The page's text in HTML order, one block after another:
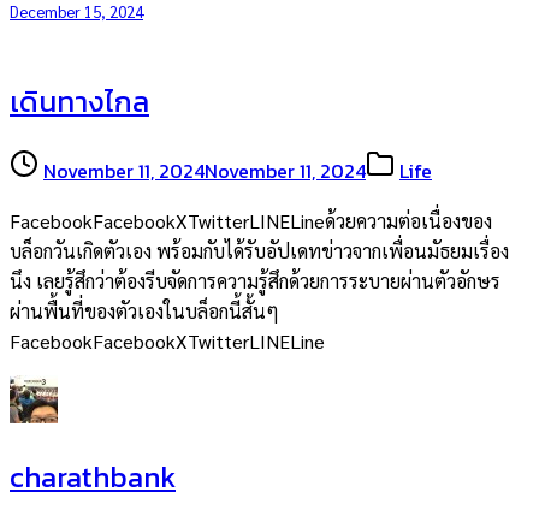
December 15, 2024
เดินทางไกล
November 11, 2024November 11, 2024 Life
FacebookFacebookXTwitterLINELineด้วยความต่อเนื่องของ
บล็อกวันเกิดตัวเอง พร้อมกับได้รับอัปเดทข่าวจากเพื่อนมัธยมเรื่อง
นึง เลยรู้สึกว่าต้องรีบจัดการความรู้สึกด้วยการระบายผ่านตัวอักษร
ผ่านพื้นที่ของตัวเองในบล็อกนี้สั้นๆ
FacebookFacebookXTwitterLINELine
charathbank